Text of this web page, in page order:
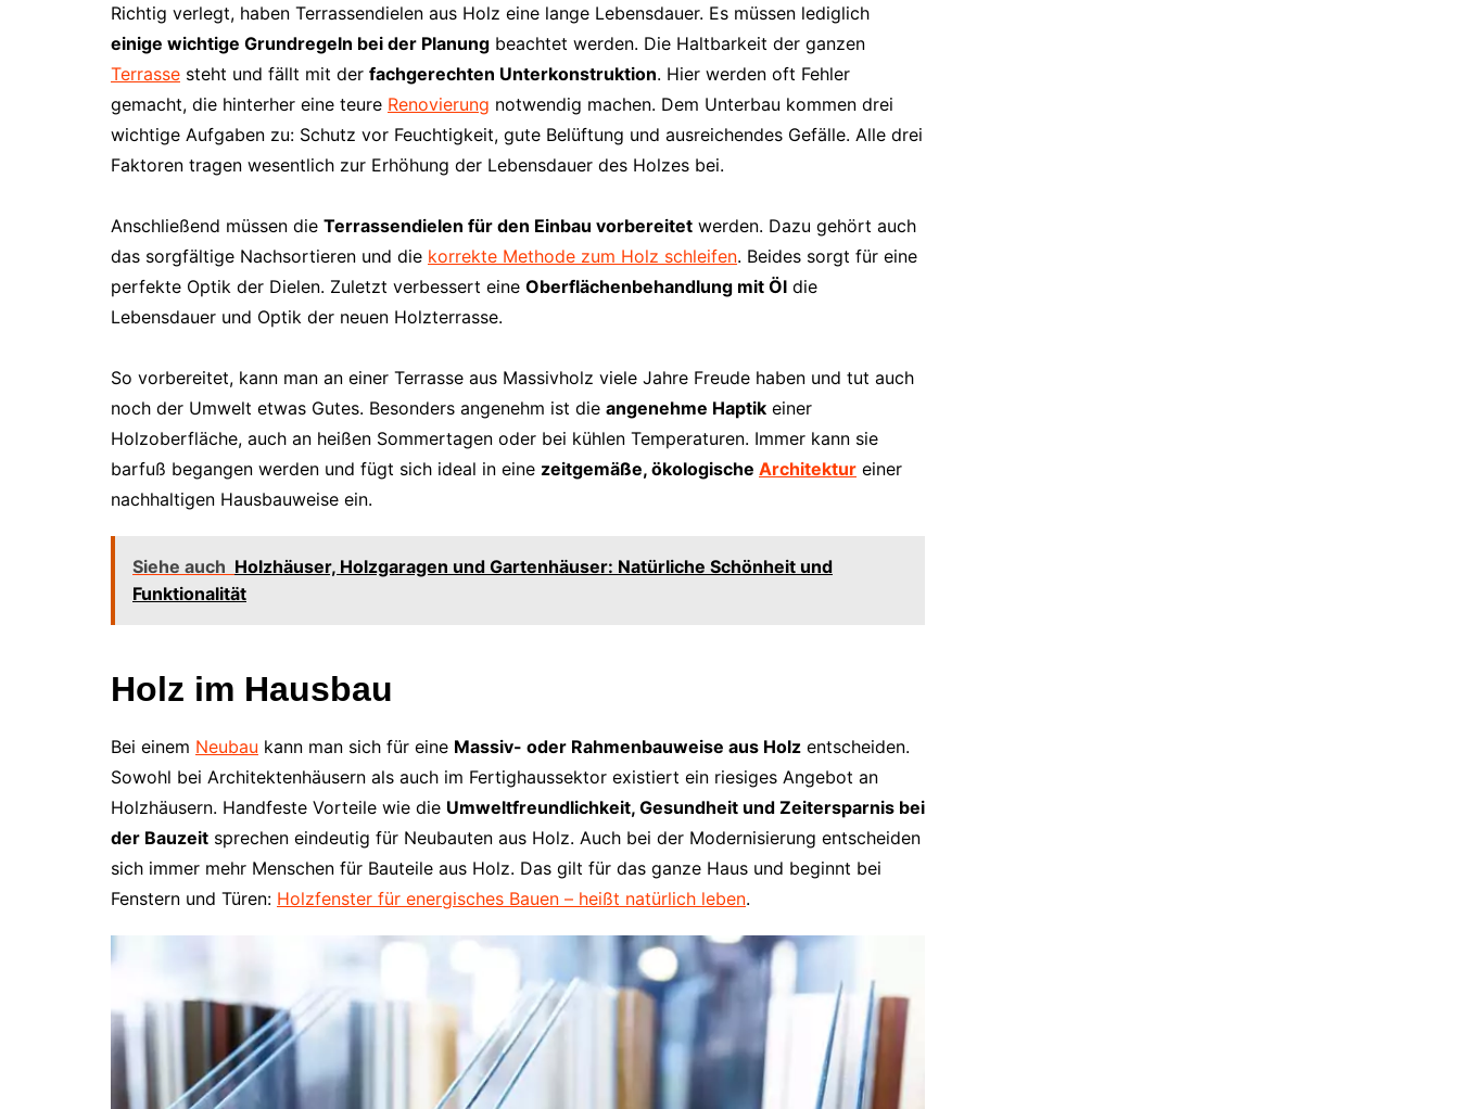
Richtig verlegt, haben Terrassendielen aus Holz eine lange Lebensdauer. Es müssen lediglich
einige wichtige Grundregeln bei der Planung beachtet werden. Die Haltbarkeit der ganzen
Terrasse steht und fällt mit der fachgerechten Unterkonstruktion. Hier werden oft Fehler
gemacht, die hinterher eine teure Renovierung notwendig machen. Dem Unterbau kommen drei
wichtige Aufgaben zu: Schutz vor Feuchtigkeit, gute Belüftung und ausreichendes Gefälle. Alle drei
Faktoren tragen wesentlich zur Erhöhung der Lebensdauer des Holzes bei.
Anschließend müssen die Terrassendielen für den Einbau vorbereitet werden. Dazu gehört auch
das sorgfältige Nachsortieren und die korrekte Methode zum Holz schleifen. Beides sorgt für eine
perfekte Optik der Dielen. Zuletzt verbessert eine Oberflächenbehandlung mit Öl die
Lebensdauer und Optik der neuen Holzterrasse.
So vorbereitet, kann man an einer Terrasse aus Massivholz viele Jahre Freude haben und tut auch
noch der Umwelt etwas Gutes. Besonders angenehm ist die angenehme Haptik einer
Holzoberfläche, auch an heißen Sommertagen oder bei kühlen Temperaturen. Immer kann sie
barfuß begangen werden und fügt sich ideal in eine zeitgemäße, ökologische Architektur einer
nachhaltigen Hausbauweise ein.
Siehe auch Holzhäuser, Holzgaragen und Gartenhäuser: Natürliche Schönheit und
Funktionalität
Holz im Hausbau
Bei einem Neubau kann man sich für eine Massiv- oder Rahmenbauweise aus Holz entscheiden.
Sowohl bei Architektenhäusern als auch im Fertighaussektor existiert ein riesiges Angebot an
Holzhäusern. Handfeste Vorteile wie die Umweltfreundlichkeit, Gesundheit und Zeitersparnis bei
der Bauzeit sprechen eindeutig für Neubauten aus Holz. Auch bei der Modernisierung entscheiden
sich immer mehr Menschen für Bauteile aus Holz. Das gilt für das ganze Haus und beginnt bei
Fenstern und Türen: Holzfenster für energisches Bauen – heißt natürlich leben.